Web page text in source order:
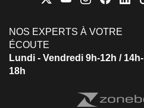
NOS EXPERTS À VOTRE
ÉCOUTE
Lundi - Vendredi 9h-12h / 14h-
18h